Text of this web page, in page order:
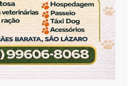
COM A FREMPEEI/AM PROMOVEM
MEI E COMERCIANTES.
DA FORBES GANHA 20 BRASILEIROS E TEM
RECORDE NA PANDEMIA
HOJE – R$ 4,96
ESTÁ DE LUTO, O GOVERNO PRESSIONA A